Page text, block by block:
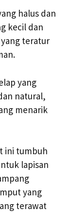
halus dan
kecil dan
teratur
yang
natural,
menarik
ini tumbuh
lapisan
yang
terawat